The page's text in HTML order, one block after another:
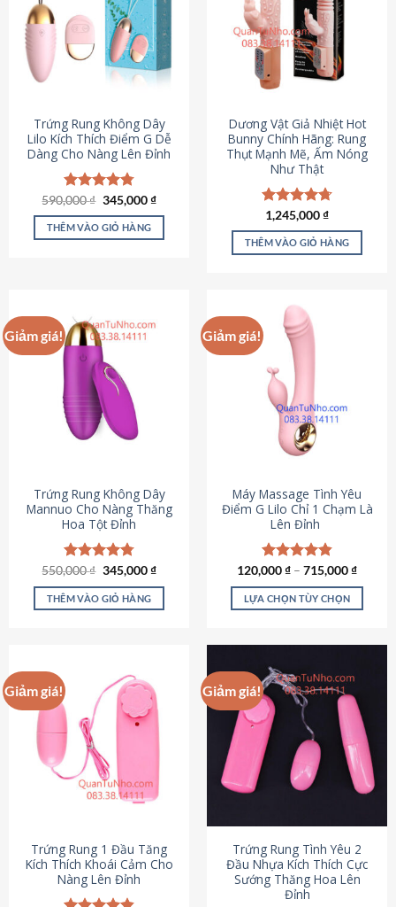
Trứng Rung Không Dây
Lilo Kích Thích Điểm G Dễ
Dàng Cho Nàng Lên Đỉnh
Được xếp
hạng4.79
5 sao
590,000₫ Giá
là:
590,000 ₫.
345,000₫Giá
tại
345,000 ₫.
THÊM VÀO GIỎ HÀNG
Dương Vật Giả Nhiệt Hot
Bunny Chính Hãng: Rung
Thụt Mạnh Mẽ, Ấm Nóng
Như Thật
Được xếp
hạng4.73
5 sao
1,245,000₫
THÊM VÀO GIỎ HÀNG
Giảm giá!
Trứng Rung Không Dây
Mannuo Cho Nàng Thăng
Hoa Tột Đỉnh
Được xếp
hạng4.81
5 sao
550,000₫ Giá
là:
550,000 ₫.
345,000₫Giá
tại
THÊM VÀO GIỎ HÀNG
Giảm giá!
Máy Massage Tình Yêu
Điểm G Lilo Chỉ 1 Chạm Là
Lên Đỉnh
Được xếp
hạng4.85
5 sao
120,000₫ – 715,000₫
LỰA CHỌN TÙY CHỌN
có
nhiều
biến
thể.
Các
tùy
chọn
được
chọn
trên
trang
Giảm giá!
Trứng Rung 1 Đầu Tăng
Kích Thích Khoái Cảm Cho
Nàng Lên Đỉnh
Giảm giá!
Trứng Rung Tình Yêu 2
Đầu Nhựa Kích Thích Cực
Sướng Thăng Hoa Lên
Đỉnh